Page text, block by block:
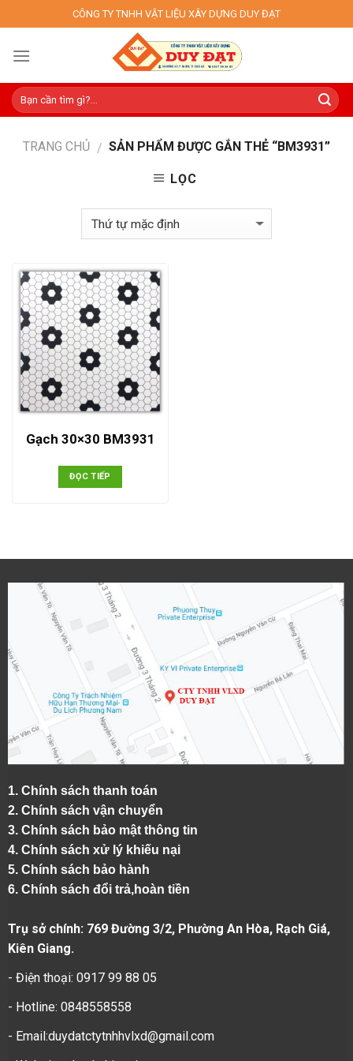
to
content
CÔNG TY TNHH VẬT LIỆU XÂY DỰNG DUY ĐẠT
TRANG CHỦ / SẢN PHẨM ĐƯỢC GẮN THẺ “BM3931”
LỌC
Gạch 30×30 BM3931
ĐỌC TIẾP
1. Chính sách thanh toán
2. Chính sách vận chuyển
3. Chính sách bảo mật thông tin
4. Chính sách xử lý khiếu nại
5. Chính sách bảo hành
6. Chính sách đổi trả,hoàn tiền
Trụ sở chính: 769 Đường 3/2, Phường An Hòa, Rạch Giá,
Kiên Giang.
- Điện thoại: 0917 99 88 05
- Hotline: 0848558558
- Email:duydatctytnhhvlxd@gmail.com